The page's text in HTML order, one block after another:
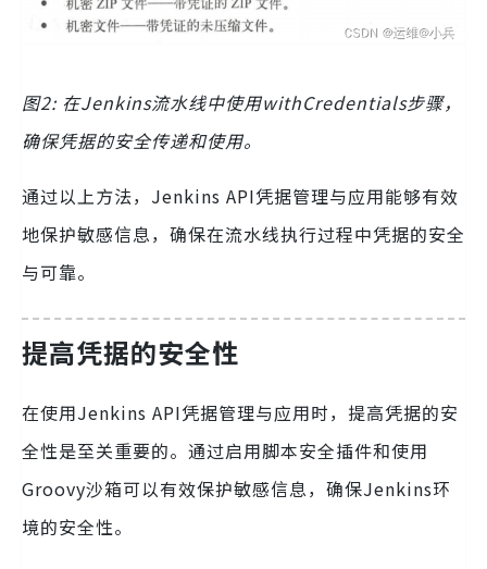
图2: 在Jenkins流水线中使用withCredentials步骤，
确保凭据的安全传递和使用。
通过以上方法，Jenkins API凭据管理与应用能够有效
地保护敏感信息，确保在流水线执行过程中凭据的安全
与可靠。
提高凭据的安全性
在使用Jenkins API凭据管理与应用时，提高凭据的安
全性是至关重要的。通过启用脚本安全插件和使用
Groovy沙箱可以有效保护敏感信息，确保Jenkins环
境的安全性。